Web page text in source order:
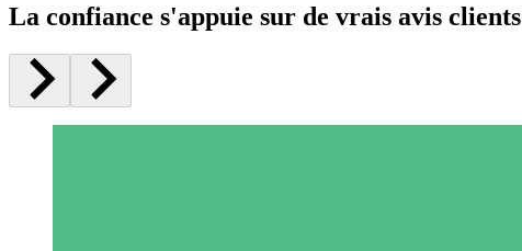
La confiance s'appuie sur de vrais avis clients